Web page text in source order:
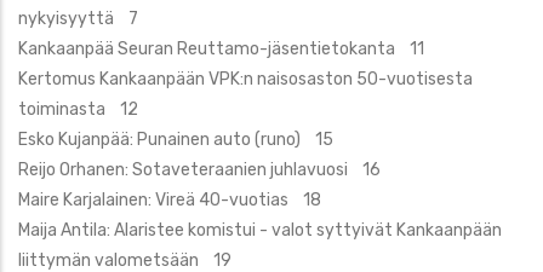
nykyisyyttä 7
Kankaanpää Seuran Reuttamo-jäsentietokanta 11
Kertomus Kankaanpään VPK:n naisosaston 50-vuotisesta
toiminasta 12
Esko Kujanpää: Punainen auto (runo) 15
Reijo Orhanen: Sotaveteraanien juhlavuosi 16
Maire Karjalainen: Vireä 40-vuotias 18
Maija Antila: Alaristee komistui - valot syttyivät Kankaanpään
liittymän valometsään 19